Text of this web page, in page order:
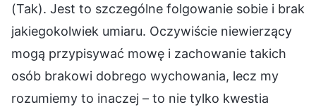
(Tak). Jest to szczególne folgowanie sobie i brak
jakiegokolwiek umiaru. Oczywiście niewierzący
mogą przypisywać mowę i zachowanie takich
osób brakowi dobrego wychowania, lecz my
rozumiemy to inaczej – to nie tylko kwestia